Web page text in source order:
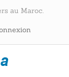
au Maroc.